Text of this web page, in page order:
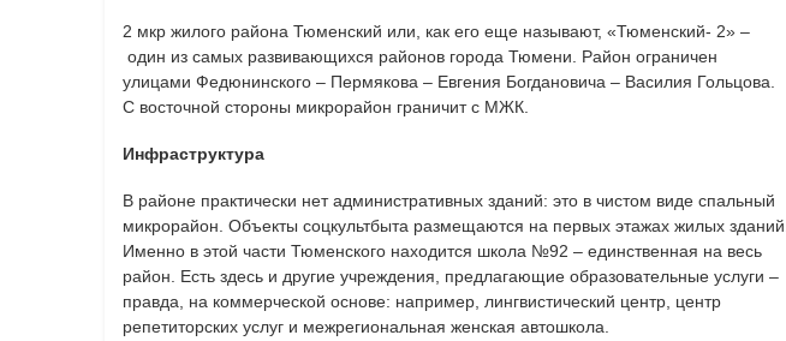
2 мкр жилого района Тюменский или, как его еще называют, «Тюменский- 2» –
один из самых развивающихся районов города Тюмени. Район ограничен
улицами Федюнинского – Пермякова – Евгения Богдановича – Василия Гольцова.
С восточной стороны микрорайон граничит с МЖК.
Инфраструктура
В районе практически нет административных зданий: это в чистом виде спальный
микрорайон. Объекты соцкультбыта размещаются на первых этажах жилых зданий.
Именно в этой части Тюменского находится школа №92 – единственная на весь
район. Есть здесь и другие учреждения, предлагающие образовательные услуги –
правда, на коммерческой основе: например, лингвистический центр, центр
репетиторских услуг и межрегиональная женская автошкола.